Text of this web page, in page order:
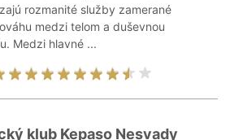
rozmanité služby zamerané
medzi telom a duševnou
Medzi hlavné ...
klub Kepaso Nesvady